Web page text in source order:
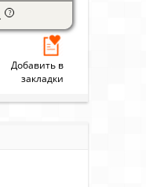
?
Добавить в
закладки